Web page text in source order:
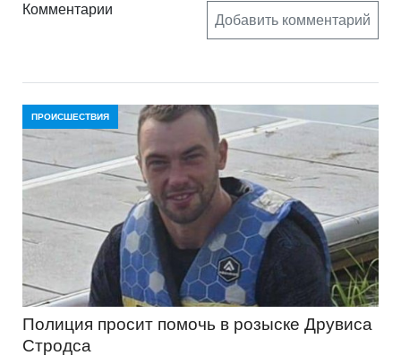
Комментарии
Добавить комментарий
ПРОИСШЕСТВИЯ
Полиция просит помочь в розыске Друвиса
Стродса